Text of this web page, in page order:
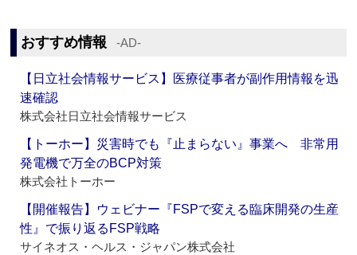
おすすめ情報 ‐AD‐
【日立社会情報サービス】医療従事者が副作用情報を迅
速確認
株式会社日立社会情報サービス
【トーホー】災害時でも『止まらない』事業へ 非常用
発電機で万全のBCP対策
株式会社トーホー
【開催報告】ウェビナー『FSPで変える臨床開発の生産
性』で振り返るFSP戦略
サイネオス・ヘルス・ジャパン株式会社